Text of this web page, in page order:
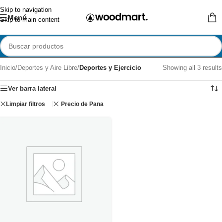
Skip to navigation
Skip to main content
Menú
Inicio/Deportes y Aire Libre/Deportes y Ejercicio Showing all 3 results
Ver barra lateral
Limpiar filtros Precio de Pana